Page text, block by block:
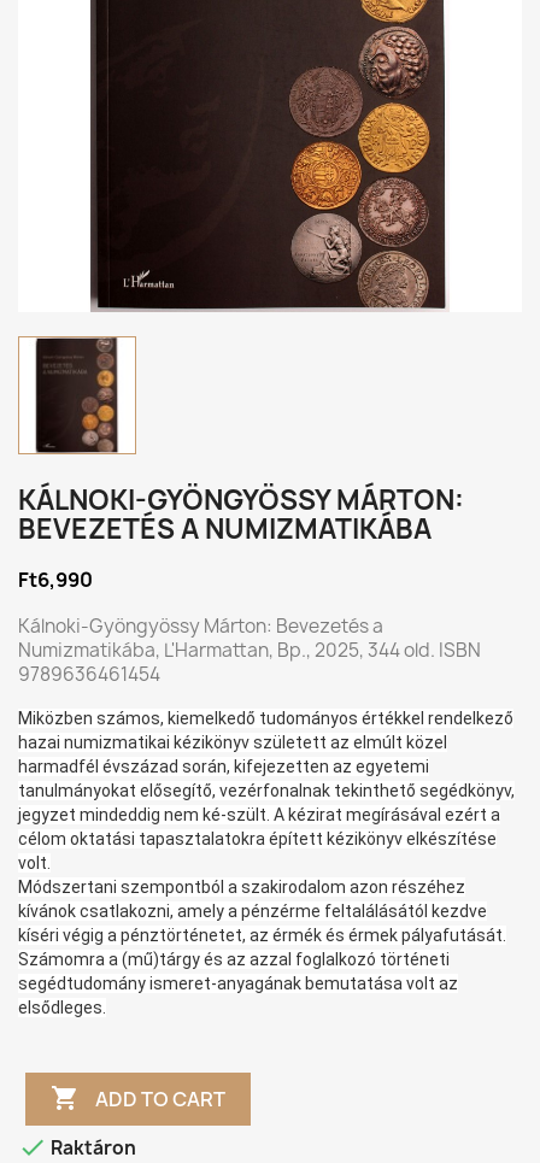
KÁLNOKI-GYÖNGYÖSSY MÁRTON:
BEVEZETÉS A NUMIZMATIKÁBA
Ft6,990
Kálnoki-Gyöngyössy Márton: Bevezetés a
Numizmatikába, L'Harmattan, Bp., 2025, 344 old. ISBN
9789636461454
Miközben számos, kiemelkedő tudományos értékkel rendelkező
hazai numizmatikai kézikönyv született az elmúlt közel
harmadfél évszázad során, kifejezetten az egyetemi
tanulmányokat elősegítő, vezérfonalnak tekinthető segédkönyv,
jegyzet mindeddig nem ké-szült. A kézirat megírásával ezért a
célom oktatási tapasztalatokra épített kézikönyv elkészítése
volt.
Módszertani szempontból a szakirodalom azon részéhez
kívánok csatlakozni, amely a pénzérme feltalálásától kezdve
kíséri végig a pénztörténetet, az érmék és érmek pályafutását.
Számomra a (mű)tárgy és az azzal foglalkozó történeti
segédtudomány ismeret-anyagának bemutatása volt az
elsődleges.
 ADD TO CART
 Raktáron